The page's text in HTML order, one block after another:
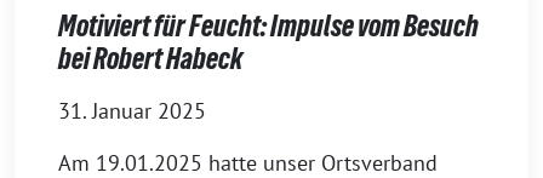
Motiviert für Feucht: Impulse vom Besuch
bei Robert Habeck
31. Januar 2025
Am 19.01.2025 hatte unser Ortsverband